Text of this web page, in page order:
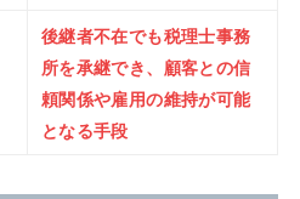
後継者不在でも税理士事務
所を承継でき、顧客との信
頼関係や雇用の維持が可能
となる手段